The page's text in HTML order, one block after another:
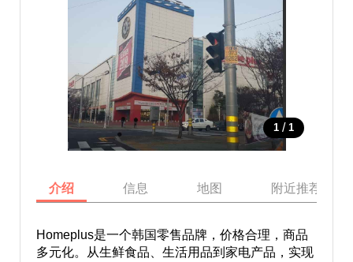
1 / 1
介绍 信息 地图 附近推荐景点
Homeplus是一个韩国零售品牌，价格合理，商品
多元化。从生鲜食品、生活用品到家电产品，实现